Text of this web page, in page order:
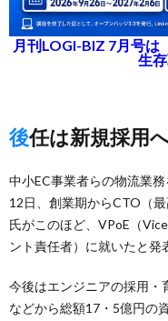
月刊LOGI-BIZ 7月号は
生
後任は新規採用
中小EC事業者らの物流業
12日、創業期からCTO（
氏がこのほど、VPoE（
ント責任者）に就いたと発
今後はエンジニアの採用・
などから総額17・5億円の